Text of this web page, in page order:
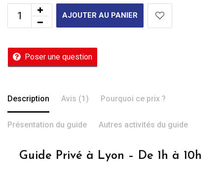
AJOUTER AU PANIER
Poser une question
Description Avis (1) Pourquoi ce prix ?
Présentation du guide Autres activités du guide
Guide Privé à Lyon – De 1h à 10h